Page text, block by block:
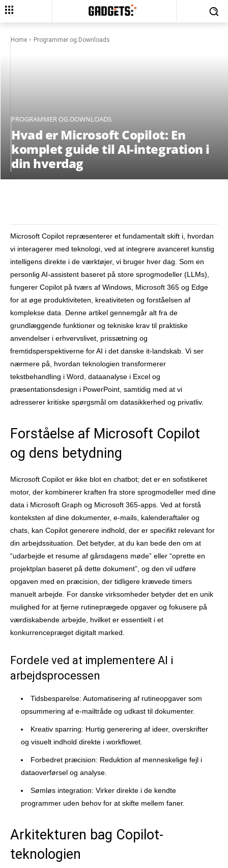
Home Programmer og Downloads
PROGRAMMER OG DOWNLOADS
Hvad er Microsoft Copilot: En
komplet guide til AI-integration i
din hverdag
Microsoft Copilot repræsenterer et fundamentalt skift i, hvordan
vi interagerer med teknologi, ved at integrere avanceret kunstig
intelligens direkte i de værktøjer, vi bruger hver dag. Som en
personlig AI-assistent baseret på store sprogmodeller (LLMs),
fungerer Copilot på tværs af Windows, Microsoft 365 og Edge
for at øge produktiviteten, kreativiteten og forståelsen af
komplekse data. Denne artikel gennemgår alt fra de
grundlæggende funktioner og tekniske krav til praktiske
anvendelser i erhvervslivet, prissætning og
fremtidsperspektiverne for AI i det danske it-landskab. Vi ser
nærmere på, hvordan teknologien transformerer
tekstbehandling i Word, dataanalyse i Excel og
præsentationsdesign i PowerPoint, samtidig med at vi
adresserer kritiske spørgsmål om datasikkerhed og privatliv.
Forståelse af Microsoft Copilot
og dens betydning
Microsoft Copilot er ikke blot en chatbot; det er en sofistikeret
motor, der kombinerer kraften fra store sprogmodeller med dine
data i Microsoft Graph og Microsoft 365-apps. Ved at forstå
konteksten af dine dokumenter, e-mails, kalenderaftaler og
chats, kan Copilot generere indhold, der er specifikt relevant for
din arbejdssituation. Det betyder, at du kan bede den om at
“udarbejde et resume af gårsdagens møde” eller “oprette en
projektplan baseret på dette dokument”, og den vil udføre
opgaven med en præcision, der tidligere krævede timers
manuelt arbejde. For danske virksomheder betyder det en unik
mulighed for at fjerne rutineprægede opgaver og fokusere på
værdiskabende arbejde, hvilket er essentielt i et
konkurrencepræget digitalt marked.
Fordele ved at implementere AI i
arbejdsprocessen
Tidsbesparelse: Automatisering af rutineopgaver som
opsummering af e-mailtråde og udkast til dokumenter.
Kreativ sparring: Hurtig generering af ideer, overskrifter
og visuelt indhold direkte i workflowet.
Forbedret præcision: Reduktion af menneskelige fejl i
dataoverførsel og analyse.
Sømløs integration: Virker direkte i de kendte
programmer uden behov for at skifte mellem faner.
Arkitekturen bag Copilot-
teknologien